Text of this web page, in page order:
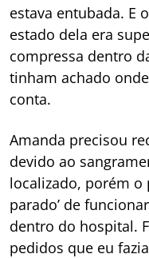
estava entubada. E
estado dela era
compressa dentro
tinham achado
conta.
Amanda precisou
devido ao
localizado, porém o
parado’ de
dentro do hospital.
pedidos que eu